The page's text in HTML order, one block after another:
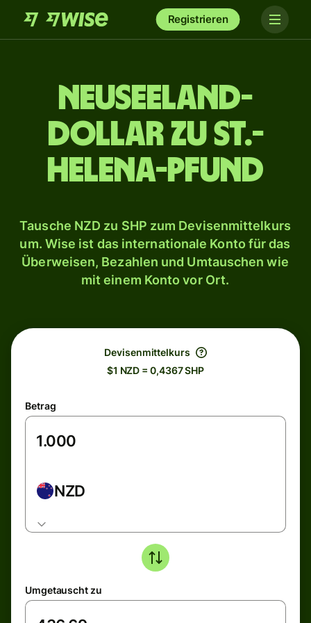
Registrieren
Neuseeland-
Dollar zu St.-
Helena-Pfund
Tausche NZD zu SHP zum Devisenmittelkurs
um. Wise ist das internationale Konto für das
Überweisen, Bezahlen und Umtauschen wie
mit einem Konto vor Ort.
Devisenmittelkurs
$1 NZD = 0,4367 SHP
Betrag
NZD
Umgetauscht zu